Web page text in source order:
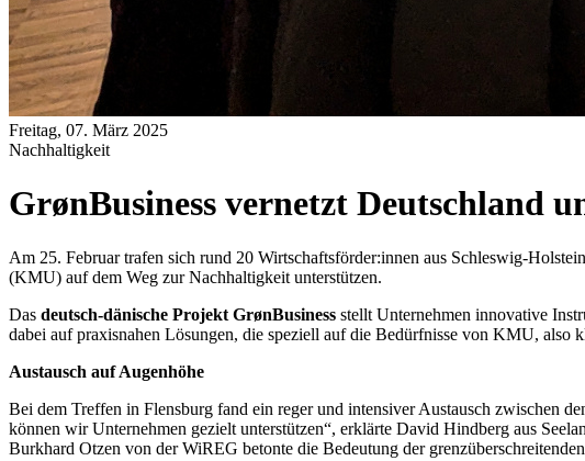
Freitag, 07. März 2025
Nachhaltigkeit
GrønBusiness vernetzt Deutschland
Am 25. Februar trafen sich rund 20 Wirtschaftsförder:innen aus Schleswig-
(KMU) auf dem Weg zur Nachhaltigkeit unterstützen.
Das deutsch-dänische Projekt GrønBusiness stellt Unternehmen innovative
dabei auf praxisnahen Lösungen, die speziell auf die Bedürfnisse von KMU, also
Austausch auf Augenhöhe
Bei dem Treffen in Flensburg fand ein reger und intensiver Austausch zwischen
können wir Unternehmen gezielt unterstützen“, erklärte David Hindberg aus
Burkhard Otzen von der WiREG betonte die Bedeutung der